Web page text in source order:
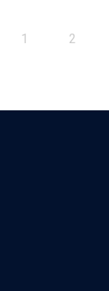
1 2